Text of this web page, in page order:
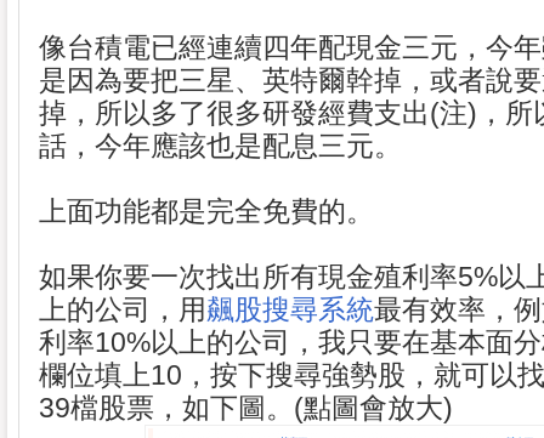
像台積電已經連續四年配現金三元，今
是因為要把三星、英特爾幹掉，或者說
掉，所以多了很多研發經費支出(注)，所
話，今年應該也是配息三元。
上面功能都是完全免費的。
如果你要一次找出所有現金殖利率5%以
上的公司，用飆股搜尋系統最有效率，
利率10%以上的公司，我只要在基本面
欄位填上10，按下搜尋強勢股，就可以
39檔股票，如下圖。(點圖會放大)